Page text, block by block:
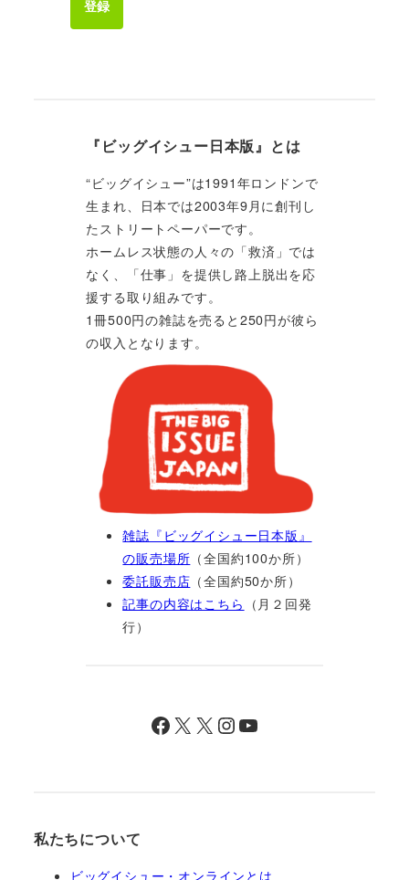
登録
『ビッグイシュー日本版』とは
“ビッグイシュー”は1991年ロンドンで
生まれ、日本では2003年9月に創刊し
たストリートペーパーです。
ホームレス状態の人々の「救済」では
なく、「仕事」を提供し路上脱出を応
援する取り組みです。
1冊500円の雑誌を売ると250円が彼ら
の収入となります。
雑誌『ビッグイシュー日本版』
の販売場所 （全国約100か所）
委託販売店 （全国約50か所）
記事の内容はこちら （月２回発
行）
Facebook X X InstagramYouTube
私たちについて
ビッグイシュー・オンラインとは